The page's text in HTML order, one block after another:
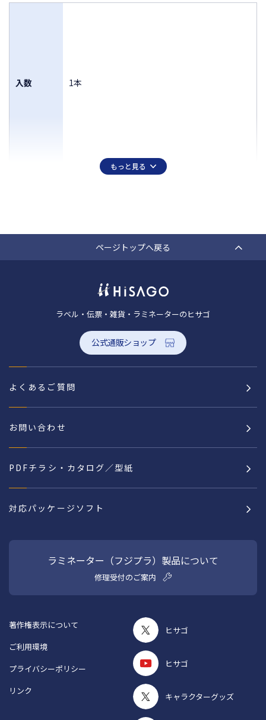
入数 1本
もっと見る
ページトップへ戻る
ラベル・伝票・雑貨・ラミネーターのヒサゴ
公式通販ショップ
よくあるご質問
お問い合わせ
PDFチラシ・カタログ／型紙
対応パッケージソフト
ラミネーター（フジプラ）製品について
修理受付のご案内
ヒサゴ
ヒサゴ
キャラクターグッズ
著作権表示について
ご利用環境
プライバシーポリシー
リンク